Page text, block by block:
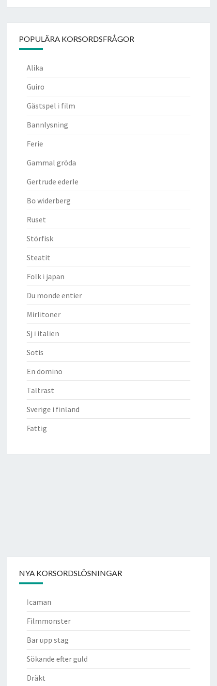
POPULÄRA KORSORDSFRÅGOR
Alika
Guiro
Gästspel i film
Bannlysning
Ferie
Gammal gröda
Gertrude ederle
Bo widerberg
Ruset
Störfisk
Steatit
Folk i japan
Du monde entier
Mirlitoner
Sj i italien
Sotis
En domino
Taltrast
Sverige i finland
Fattig
NYA KORSORDSLÖSNINGAR
Icaman
Filmmonster
Bar upp stag
Sökande efter guld
Dräkt